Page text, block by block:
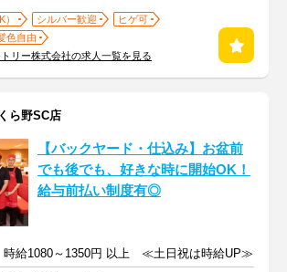
シルバー歓迎
ヒゲ可
色自由
リー株式会社の求人一覧を見る
ら野SC店
【バックヤード・仕込み】お盆前
でも後でも、好きな時に開始OK！
給与前払い制度有◎
時給1080～1350円 以上 ≪土日祝は時給UP≫